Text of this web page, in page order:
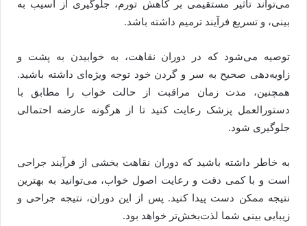
می‌تواند تاثیر مستقیمی بر کاهش تورم، جلوگیری از آسیب به
بینی، و تسریع فرآیند ترمیم داشته باشد.
توصیه می‌شود که در دوران نقاهت، به خوابیدن به پشت و
زاویه‌دهی صحیح به سر و گردن خود توجه ویژه‌ای داشته باشید.
همچنین، مدت زمان مراقبت از حالت خواب را مطابق با
دستورالعمل پزشک رعایت کنید تا از هرگونه عارضه احتمالی
جلوگیری شود.
به خاطر داشته باشید که دوران نقاهت بخشی از فرآیند جراحی
است و با کمی دقت و رعایت اصول خواب، می‌توانید به بهترین
نتیجه ممکن دست پیدا کنید. پس از این دوران، نتیجه جراحی و
زیبایی بینی شما لذت‌بخش‌تر خواهد بود.